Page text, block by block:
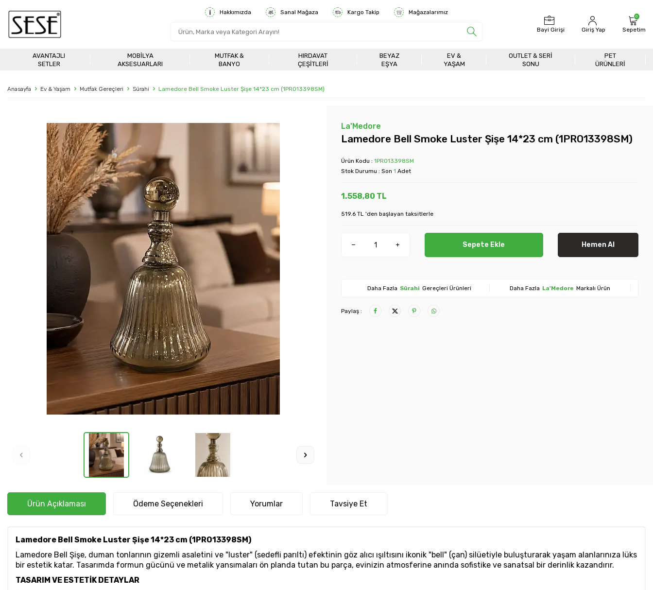
Hakkımızda Sanal Mağaza Kargo Takip Mağazalarımız
Bayi Girişi Giriş Yap
0
Sepetim
AVANTAJLI
SETLER
MOBILYA
AKSESUARLARI
MUTFAK &
BANYO
HIRDAVAT
ÇEŞITLERI
BEYAZ
EŞYA
EV &
YAŞAM
OUTLET & SERI
SONU
PET
ÜRÜNLERİ
Anasayfa Ev & Yaşam Mutfak Gereçleri Sürahi Lamedore Bell Smoke Luster Şişe 14*23 cm (1PRO13398SM)
La'Medore
Lamedore Bell Smoke Luster Şişe 14*23 cm (1PRO13398SM)
Ürün Kodu : 1PRO13398SM
Stok Durumu : Son 1 Adet
1.558,80 TL
519.6 TL 'den başlayan taksitlerle
Sepete Ekle Hemen Al
Daha Fazla Sürahi Gereçleri Ürünleri Daha Fazla La'Medore Markalı Ürün
Paylaş :
Ürün Açıklaması Ödeme Seçenekleri Yorumlar Tavsiye Et
Lamedore Bell Smoke Luster Şişe 14*23 cm (1PRO13398SM)
Lamedore Bell Şişe, duman tonlarının gizemli asaletini ve "luster" (sedefli parıltı) efektinin göz alıcı ışıltısını ikonik "bell" (çan) silüetiyle buluşturarak yaşam alanlarınıza lüks
bir estetik katar. Tasarımda formun gücünü ve metalik yansımaları ön planda tutan bu parça, evinizin atmosferine anında sofistike ve sanatsal bir derinlik kazandırır.
TASARIM VE ESTETİK DETAYLAR